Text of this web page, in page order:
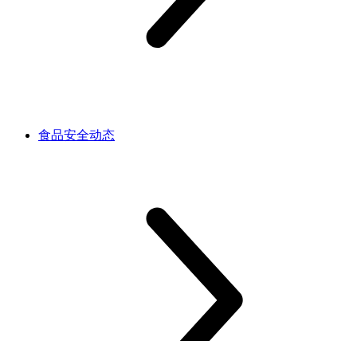
食品安全动态